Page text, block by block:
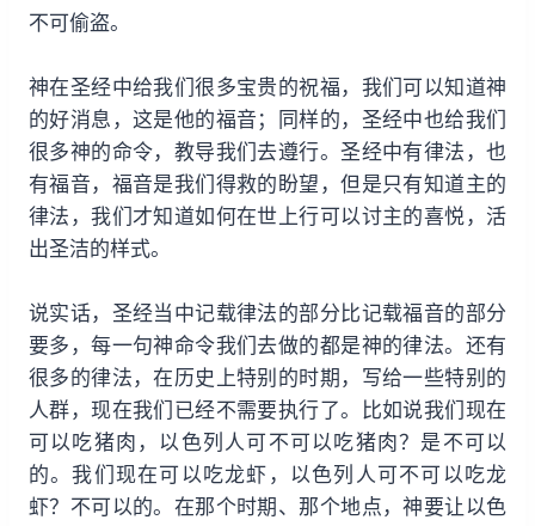
s
s
不可偷盗。
神在圣经中给我们很多宝贵的祝福，我们可以知道神
的好消息，这是他的福音；同样的，圣经中也给我们
很多神的命令，教导我们去遵行。圣经中有律法，也
有福音，福音是我们得救的盼望，但是只有知道主的
律法，我们才知道如何在世上行可以讨主的喜悦，活
出圣洁的样式。
说实话，圣经当中记载律法的部分比记载福音的部分
要多，每一句神命令我们去做的都是神的律法。还有
很多的律法，在历史上特别的时期，写给一些特别的
人群，现在我们已经不需要执行了。比如说我们现在
可以吃猪肉，以色列人可不可以吃猪肉？是不可以
的。我们现在可以吃龙虾，以色列人可不可以吃龙
虾？不可以的。在那个时期、那个地点，神要让以色